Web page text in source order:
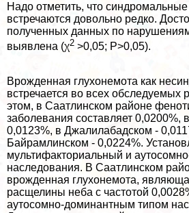
Надо отметить, что
встречаются довольно редко.
полученных данных по
выявлена (χ2 >0,05; P>0,05).
Врожденная глухонемота как
встречается во всех обследуемых
этом, в Саатлинском районе
заболевания составляет 0,0200%,
0,0123%, в Джалилабадском -
Байрамлинском - 0,0224%.
мультифакториальный и
наследования. В Саатлинском
врожденная глухонемота,
расщелины неба с частотой
аутосомно-доминантным типом